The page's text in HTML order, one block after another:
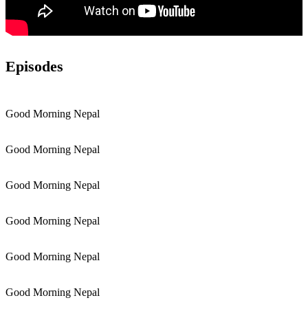
Episodes
Good Morning Nepal
Good Morning Nepal
Good Morning Nepal
Good Morning Nepal
Good Morning Nepal
Good Morning Nepal